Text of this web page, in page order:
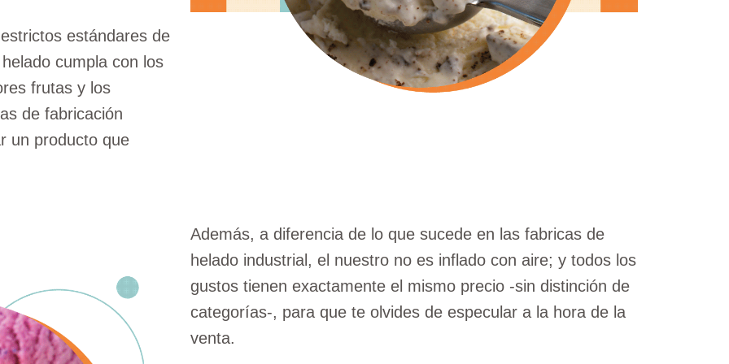
estándares de
cumpla con los
frutas y los
de fabricación
un producto que
Además, a diferencia de lo que sucede en las fabricas de
helado industrial, el nuestro no es inflado con aire; y todos los
gustos tienen exactamente el mismo precio -sin distinción de
categorías-, para que te olvides de especular a la hora de la
venta.